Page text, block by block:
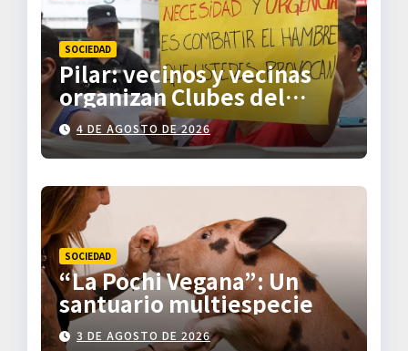
SOCIEDAD
Pilar: vecinos y vecinas
organizan Clubes del
Trueque
4 DE AGOSTO DE 2026
SOCIEDAD
“La Pochi Vegana”: Un
santuario multiespecie
3 DE AGOSTO DE 2026